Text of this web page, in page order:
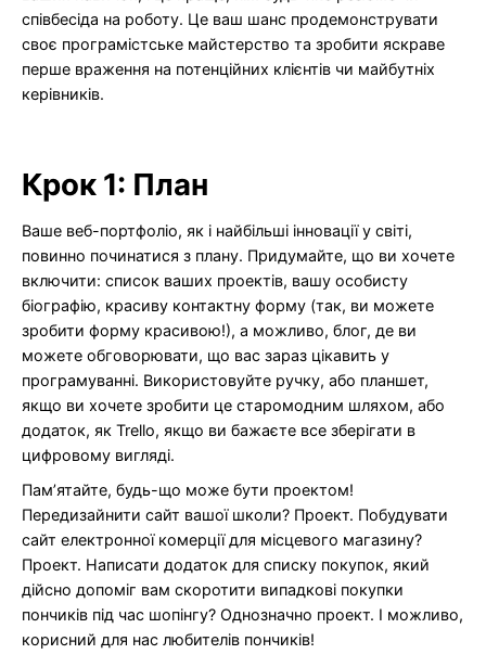
співбесіда на роботу. Це ваш шанс продемонструвати
своє програмістське майстерство та зробити яскраве
перше враження на потенційних клієнтів чи майбутніх
керівників.
Крок 1: План
Ваше веб-портфоліо, як і найбільші інновації у світі,
повинно починатися з плану. Придумайте, що ви хочете
включити: список ваших проектів, вашу особисту
біографію, красиву контактну форму (так, ви можете
зробити форму красивою!), а можливо, блог, де ви
можете обговорювати, що вас зараз цікавить у
програмуванні. Використовуйте ручку, або планшет,
якщо ви хочете зробити це старомодним шляхом, або
додаток, як Trello, якщо ви бажаєте все зберігати в
цифровому вигляді.
Пам’ятайте, будь-що може бути проектом!
Передизайнити сайт вашої школи? Проект. Побудувати
сайт електронної комерції для місцевого магазину?
Проект. Написати додаток для списку покупок, який
дійсно допоміг вам скоротити випадкові покупки
пончиків під час шопінгу? Однозначно проект. І можливо,
корисний для нас любителів пончиків!